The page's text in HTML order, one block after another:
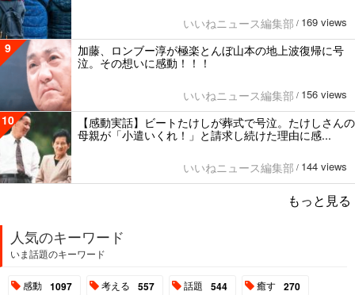
いいねニュース編集部 / 169 views
9
加藤、ロンブー淳が極楽とんぼ山本の地上波復帰に号
泣。その想いに感動！！！
いいねニュース編集部 / 156 views
10
【感動実話】ビートたけしが葬式で号泣。たけしさんの
母親が「小遣いくれ！」と請求し続けた理由に感...
いいねニュース編集部 / 144 views
もっと見る
人気のキーワード
いま話題のキーワード
感動 1097 考える 557 話題 544 癒す 270